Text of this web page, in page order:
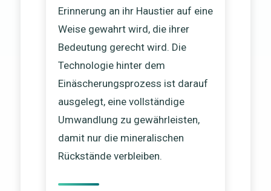
Erinnerung an ihr Haustier auf eine
Weise gewahrt wird, die ihrer
Bedeutung gerecht wird. Die
Technologie hinter dem
Einäscherungsprozess ist darauf
ausgelegt, eine vollständige
Umwandlung zu gewährleisten,
damit nur die mineralischen
Rückstände verbleiben.